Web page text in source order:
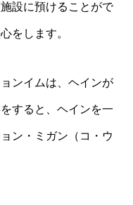
設に預けることがで
をします。
ンイムは、ヘインが
すると、ヘインを一
ン・ミガン（コ・ウ